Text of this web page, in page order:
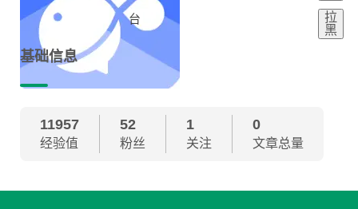
台
拉
黑
基础信息
11957
经验值
52
粉丝
1
关注
0
文章总量